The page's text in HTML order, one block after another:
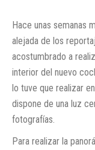
Hace unas semanas
alejada de los
acostumbrado a
interior del nuevo
lo tuve que realizar
dispone de una luz
fotografías.
Para realizar la